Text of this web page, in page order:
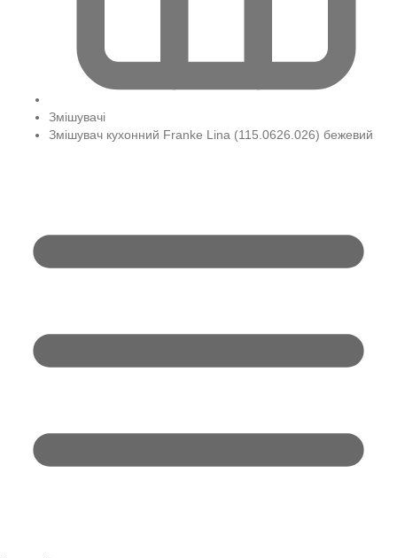
Змішувачі
Змішувач кухонний Franke Lina (115.0626.026) бежевий